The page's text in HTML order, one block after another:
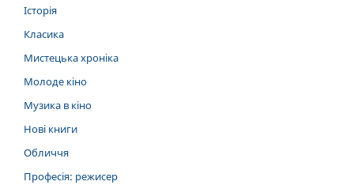
Історія
Класика
Мистецька хроніка
Молоде кіно
Музика в кіно
Нові книги
Обличчя
Професія: режисер